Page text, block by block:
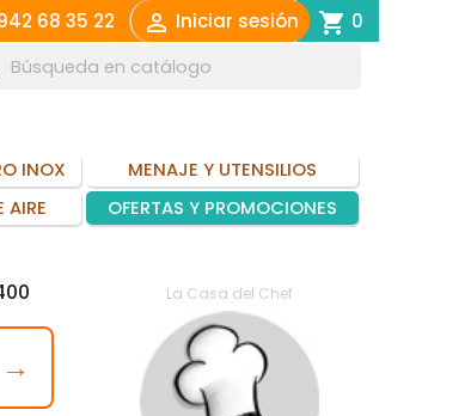
68 35 22  Iniciar sesión shopping_cart 0
INOX
MENAJE Y UTENSILIOS
AIRE
OFERTAS Y PROMOCIONES
→
La Casa del Chef